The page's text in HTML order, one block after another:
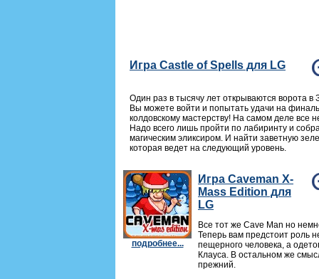
Игра Castle of Spells для LG
Один раз в тысячу лет открываются ворота в
Вы можете войти и попытать удачи на
колдовскому мастерству! На самом деле все
Надо всего лишь пройти по лабиринту и
магическим эликсиром. И найти заветную
которая ведет на следующий уровень.
подробнее...
Игра Caveman X-
Mass Edition для
LG
Все тот же Cave Man но
Теперь вам предстоит роль
пещерного человека, а
Клауса. В остальном же
прежний.